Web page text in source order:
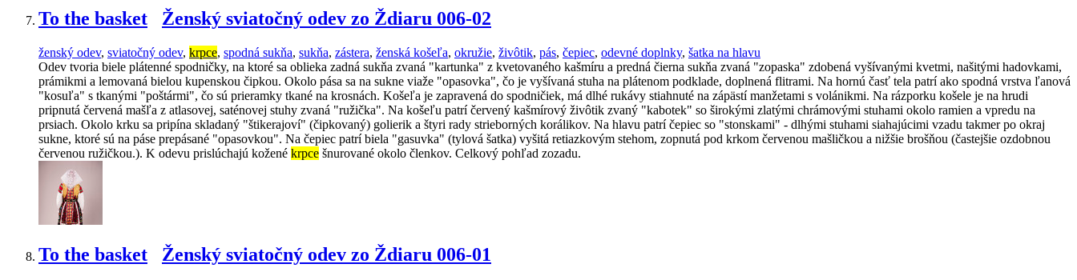
To the basket Ženský sviatočný odev zo Ždiaru 006-02
ženský odev, sviatočný odev, krpce, spodná sukňa, sukňa, zástera, ženská košeľa, okružie, živôtik, pás, čepiec, odevné doplnky, šatka na hlavu
Odev tvoria biele plátenné spodničky, na ktoré sa oblieka zadná sukňa zvaná "kartunka" z kvetovaného kašmíru a predná čierna sukňa zvaná "zopaska" zdobená vyšívanými kvetmi, našitými hadovkami,
prámikmi a lemovaná bielou kupenskou čipkou. Okolo pása sa na sukne viaže "opasovka", čo je vyšívaná stuha na plátenom podklade, doplnená flitrami. Na hornú časť tela patrí ako spodná vrstva ľanová
"kosuľa" s tkanými "poštármi", čo sú prieramky tkané na krosnách. Košeľa je zapravená do spodničiek, má dlhé rukávy stiahnuté na zápästí manžetami s volánikmi. Na rázporku košele je na hrudi
pripnutá červená mašľa z atlasovej, saténovej stuhy zvaná "ružička". Na košeľu patrí červený kašmírový živôtik zvaný "kabotek" so širokými zlatými chrámovými stuhami okolo ramien a vpredu na
prsiach. Okolo krku sa pripína skladaný "štikerajoví" (čipkovaný) golierik a štyri rady strieborných korálikov. Na hlavu patrí čepiec so "stonskami" - dlhými stuhami siahajúcimi vzadu takmer po okraj
sukne, ktoré sú na páse prepásané "opasovkou". Na čepiec patrí biela "gasuvka" (tylová šatka) vyšitá retiazkovým stehom, zopnutá pod krkom červenou mašličkou a nižšie brošňou (častejšie ozdobnou
červenou ružičkou.). K odevu prislúchajú kožené krpce šnurované okolo členkov. Celkový pohľad zozadu.
To the basket Ženský sviatočný odev zo Ždiaru 006-01